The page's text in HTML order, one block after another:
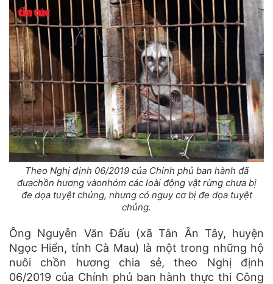
Theo Nghị định 06/2019 của Chính phủ ban hành đã
đưachồn hương vàonhóm các loài động vật rừng chưa bị
đe dọa tuyệt chủng, nhưng có nguy cơ bị đe dọa tuyệt
chủng.
Ông Nguyễn Văn Đấu (xã Tân Ân Tây, huyện
Ngọc Hiển, tỉnh Cà Mau) là một trong những hộ
nuôi chồn hương chia sẻ, theo Nghị định
06/2019 của Chính phủ ban hành thực thi Công